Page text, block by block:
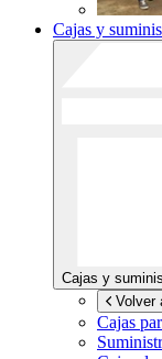
Cajas y
Cajas y
Volver
Cajas